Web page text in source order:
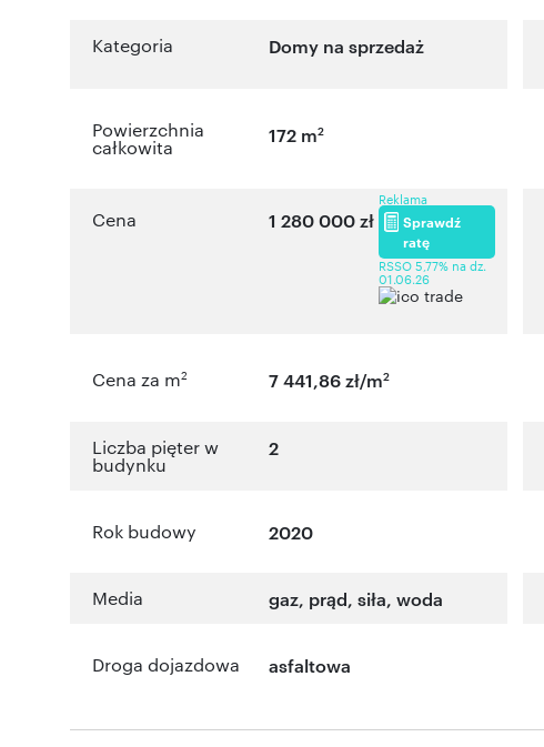
Kategoria Domy na sprzedaż
Powierzchnia
całkowita
172 m2
Cena 1 280 000 zł
Reklama
Sprawdź
ratę
RSSO 5,77% na dz.
01.06.26
Cena za m2 7 441,86 zł/m2
Liczba pięter w
budynku
2
Rok budowy 2020
Media gaz, prąd, siła, woda
Droga dojazdowa asfaltowa